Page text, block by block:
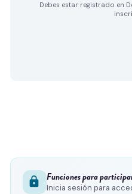
Debes estar registrado en
lock Funciones para
Inicia sesión para